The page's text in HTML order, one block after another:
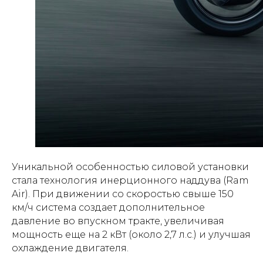
Уникальной особенностью силовой установки
стала технология инерционного наддува (Ram
Air). При движении со скоростью свыше 150
км/ч система создает дополнительное
давление во впускном тракте, увеличивая
мощность еще на 2 кВт (около 2,7 л.с.) и улучшая
охлаждение двигателя.